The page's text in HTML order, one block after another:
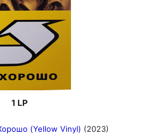
1 LP
(Yellow Vinyl) (2023)